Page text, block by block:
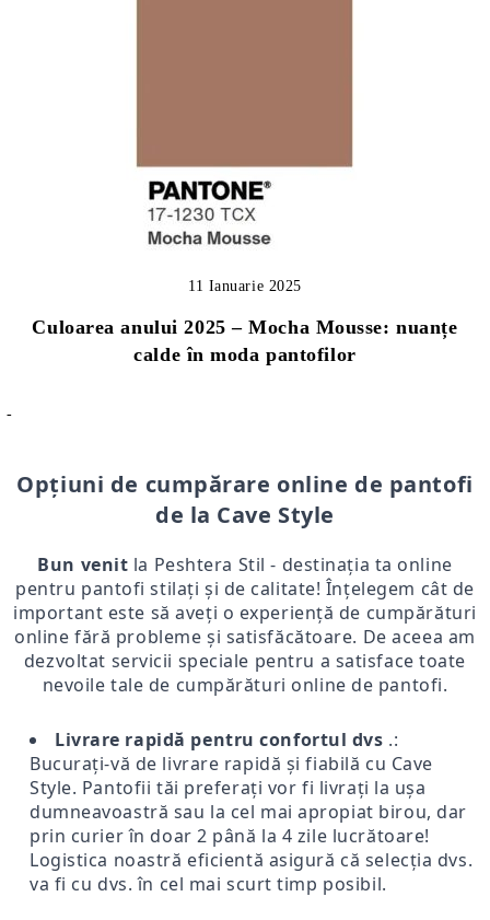
Culoarea anului 2025 – Mocha Mousse: nuanțe
calde în moda pantofilor
11 Ianuarie 2025
-
Opțiuni de cumpărare online de pantofi
de la Cave Style
Bun venit la Peshtera Stil - destinația ta online
pentru pantofi stilați și de calitate! Înțelegem cât de
important este să aveți o experiență de cumpărături
online fără probleme și satisfăcătoare. De aceea am
dezvoltat servicii speciale pentru a satisface toate
nevoile tale de cumpărături online de pantofi.
Livrare rapidă pentru confortul dvs .:
Bucurați-vă de livrare rapidă și fiabilă cu Cave
Style. Pantofii tăi preferați vor fi livrați la ușa
dumneavoastră sau la cel mai apropiat birou, dar
prin curier în doar 2 până la 4 zile lucrătoare!
Logistica noastră eficientă asigură că selecția dvs.
va fi cu dvs. în cel mai scurt timp posibil.